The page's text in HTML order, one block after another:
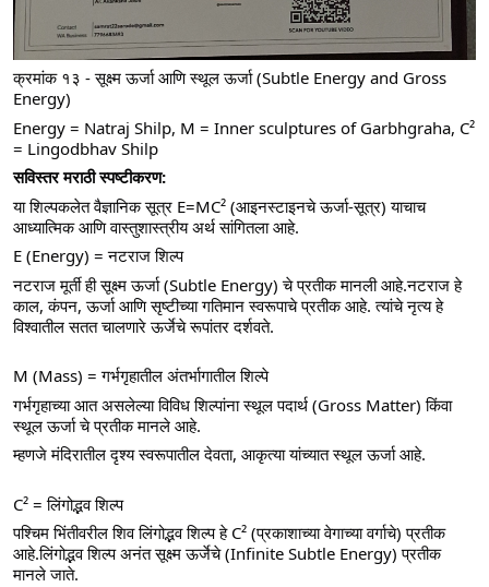
क्रमांक १३ - सूक्ष्म ऊर्जा आणि स्थूल ऊर्जा (Subtle Energy and Gross
Energy)
Energy = Natraj Shilp, M = Inner sculptures of Garbhgraha, C²
= Lingodbhav Shilp
सविस्तर मराठी स्पष्टीकरण:
या शिल्पकलेत वैज्ञानिक सूत्र E=MC² (आइनस्टाइनचे ऊर्जा-सूत्र) याचाच
आध्यात्मिक आणि वास्तुशास्त्रीय अर्थ सांगितला आहे.
E (Energy) = नटराज शिल्प
नटराज मूर्ती ही सूक्ष्म ऊर्जा (Subtle Energy) चे प्रतीक मानली आहे.नटराज हे
काल, कंपन, ऊर्जा आणि सृष्टीच्या गतिमान स्वरूपाचे प्रतीक आहे. त्यांचे नृत्य हे
विश्वातील सतत चालणारे ऊर्जेचे रूपांतर दर्शवते.
M (Mass) = गर्भगृहातील अंतर्भागातील शिल्पे
गर्भगृहाच्या आत असलेल्या विविध शिल्पांना स्थूल पदार्थ (Gross Matter) किंवा
स्थूल ऊर्जा चे प्रतीक मानले आहे.
म्हणजे मंदिरातील दृश्य स्वरूपातील देवता, आकृत्या यांच्यात स्थूल ऊर्जा आहे.
C² = लिंगोद्भव शिल्प
पश्चिम भिंतीवरील शिव लिंगोद्भव शिल्प हे C² (प्रकाशाच्या वेगाच्या वर्गाचे) प्रतीक
आहे.लिंगोद्भव शिल्प अनंत सूक्ष्म ऊर्जेचे (Infinite Subtle Energy) प्रतीक
मानले जाते.